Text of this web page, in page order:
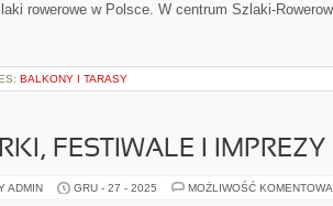
rowerowe w Polsce. W centrum Szlaki-
BALKONY I TARASY
FESTIWALE I IMPREZY
ADMIN GRU - 27 - 2025 MOŻLIWOŚĆ